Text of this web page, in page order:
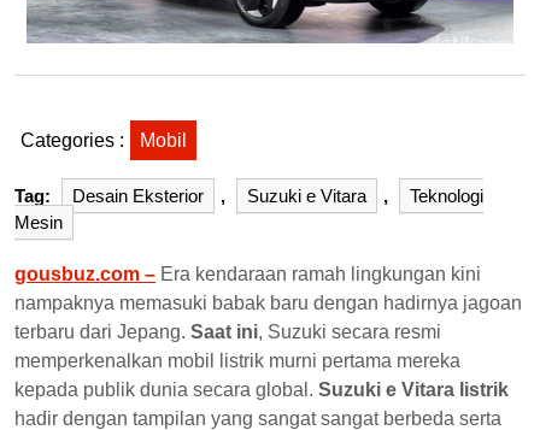
Categories : Mobil
Tag: Desain Eksterior , Suzuki e Vitara ,
Teknologi
Mesin
gousbuz.com – Era kendaraan ramah lingkungan kini
nampaknya memasuki babak baru dengan hadirnya jagoan
terbaru dari Jepang. Saat ini, Suzuki secara resmi
memperkenalkan mobil listrik murni pertama mereka
kepada publik dunia secara global. Suzuki e Vitara listrik
hadir dengan tampilan yang sangat sangat berbeda serta